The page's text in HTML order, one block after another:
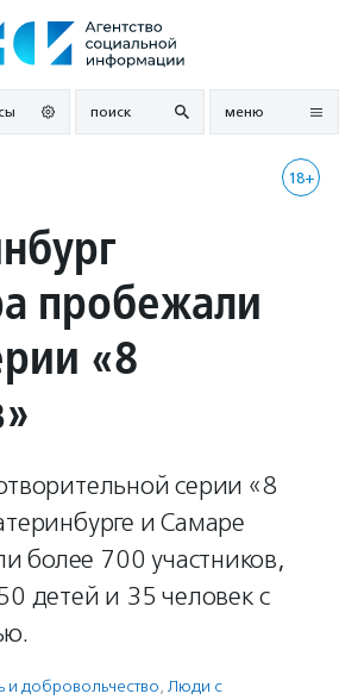
поиск меню
18+
пробежали
«8
серии «8
и Самаре
более 700 участников,
детей и 35 человек с
и доброволь­чест­во, Люди с